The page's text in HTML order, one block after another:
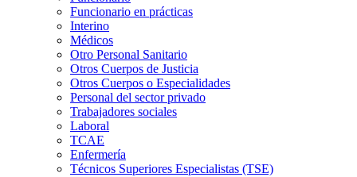
Funcionario en prácticas
Interino
Médicos
Otro Personal Sanitario
Otros Cuerpos de Justicia
Otros Cuerpos o Especialidades
Personal del sector privado
Trabajadores sociales
Laboral
TCAE
Enfermería
Técnicos Superiores Especialistas (TSE)